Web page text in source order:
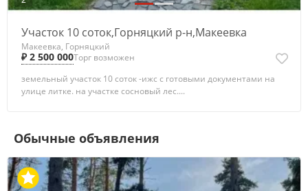
Участок 10 соток,Горняцкий р-н,Макеевка
Макеевка, Горняцкий
₽ 2 500 000Торг возможен
земельный участок 10 соток -ижс с готовыми документами на
улице литке. на участке сосновый лес....
Обычные объявления